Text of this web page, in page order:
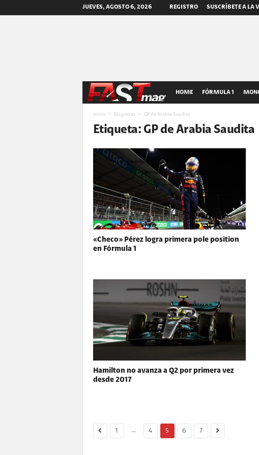
JUEVES, AGOSTO 6, 2026 REGISTRO SUSCRÍBETE A LA
A
m
a
g
HOME FÓRMULA 1
Inicio Etiquetas GP de Arabia Saudita
Etiqueta: GP de Arabia Saudita
«Checo» Pérez logra primera pole position
en Fórmula 1
Hamilton no avanza a Q2 por primera vez
desde 2017
1 ... 4 5 6 7